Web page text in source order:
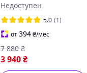
телескопический
высоторез для обрезки
кустов и деревьев
мультиинструмент
Недоступен
5.0 (1)
от394 ₴/мес
3 940 ₴
7 880 ₴